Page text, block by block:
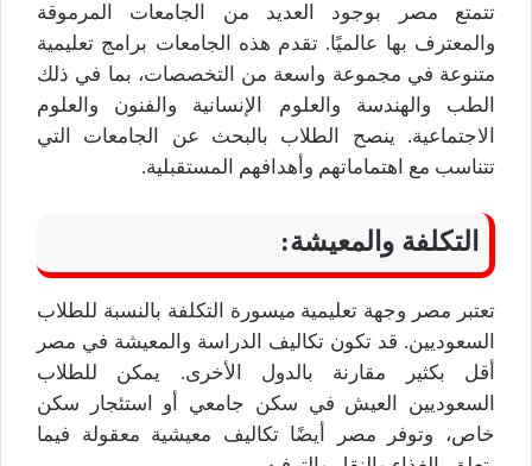
تتمتع مصر بوجود العديد من الجامعات المرموقة
والمعترف بها عالميًا. تقدم هذه الجامعات برامج تعليمية
متنوعة في مجموعة واسعة من التخصصات، بما في ذلك
الطب والهندسة والعلوم الإنسانية والفنون والعلوم
الاجتماعية. ينصح الطلاب بالبحث عن الجامعات التي
تتناسب مع اهتماماتهم وأهدافهم المستقبلية.
التكلفة والمعيشة:
تعتبر مصر وجهة تعليمية ميسورة التكلفة بالنسبة للطلاب
السعوديين. قد تكون تكاليف الدراسة والمعيشة في مصر
أقل بكثير مقارنة بالدول الأخرى. يمكن للطلاب
السعوديين العيش في سكن جامعي أو استئجار سكن
خاص، وتوفر مصر أيضًا تكاليف معيشية معقولة فيما